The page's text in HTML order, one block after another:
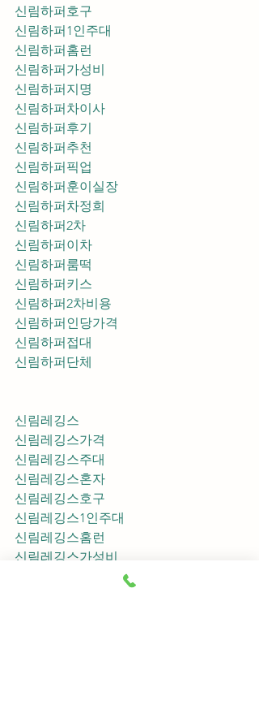
신림하퍼호구
신림하퍼1인주대
신림하퍼홈런
신림하퍼가성비
신림하퍼지명
신림하퍼차이사
신림하퍼후기
신림하퍼추천
신림하퍼훈이실장
신림하퍼차정희
신림하퍼2차
신림하퍼이차
신림하퍼룸떡
신림하퍼키스
신림하퍼2차비용
신림하퍼인당가격
신림하퍼접대
신림하퍼단체
신림레깅스
신림레깅스가격
신림레깅스주대
신림레깅스혼자
신림레깅스호구
신림레깅스1인주대
신림레깅스홈런
신림레깅스가성비